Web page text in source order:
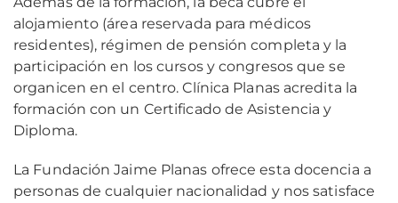
alojamiento (área reservada para médicos
residentes), régimen de pensión completa y la
participación en los cursos y congresos que se
organicen en el centro. Clínica Planas acredita la
formación con un Certificado de Asistencia y
Diploma.
La Fundación Jaime Planas ofrece esta docencia a
personas de cualquier nacionalidad y nos satisface